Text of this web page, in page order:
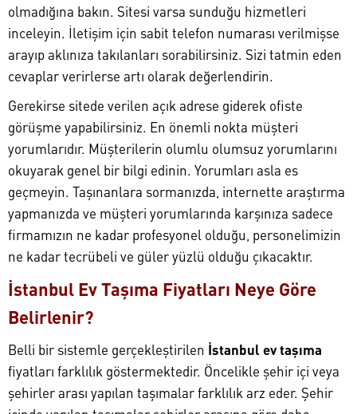
olmadığına bakın. Sitesi varsa sunduğu hizmetleri
inceleyin. İletişim için sabit telefon numarası verilmişse
arayıp aklınıza takılanları sorabilirsiniz. Sizi tatmin eden
cevaplar verirlerse artı olarak değerlendirin.
Gerekirse sitede verilen açık adrese giderek ofiste
görüşme yapabilirsiniz. En önemli nokta müşteri
yorumlarıdır. Müşterilerin olumlu olumsuz yorumlarını
okuyarak genel bir bilgi edinin. Yorumları asla es
geçmeyin. Taşınanlara sormanızda, internette araştırma
yapmanızda ve müşteri yorumlarında karşınıza sadece
firmamızın ne kadar profesyonel olduğu, personelimizin
ne kadar tecrübeli ve güler yüzlü olduğu çıkacaktır.
İstanbul Ev Taşıma Fiyatları Neye Göre
Belirlenir?
Belli bir sistemle gerçekleştirilen İstanbul ev taşıma
fiyatları farklılık göstermektedir. Öncelikle şehir içi veya
şehirler arası yapılan taşımalar farklılık arz eder. Şehir